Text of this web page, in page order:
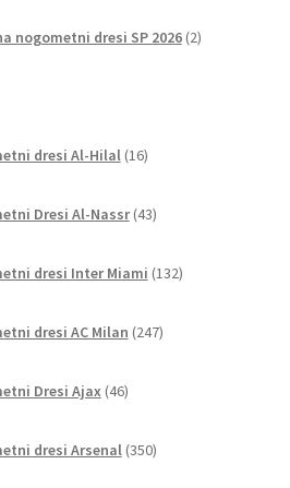
nogometni dresi SP 2026 2izdelka
dresi Al-Hilal 16izdelkov
Dresi Al-Nassr 43izdelkov
dresi Inter Miami 132izdelkov
dresi AC Milan 247izdelkov
Dresi Ajax 46izdelkov
dresi Arsenal 350izdelkov